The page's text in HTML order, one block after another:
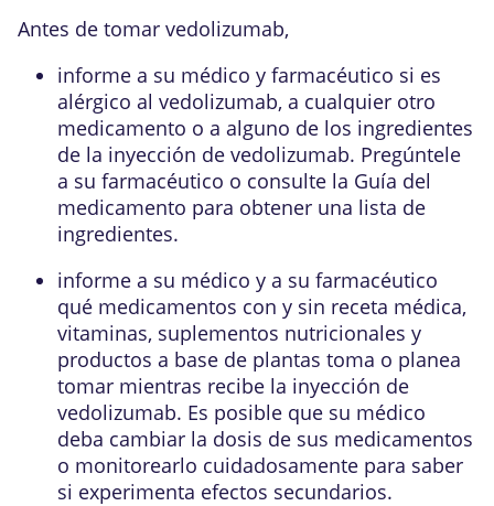
Antes de tomar vedolizumab,
informe a su médico y farmacéutico si es
alérgico al vedolizumab, a cualquier otro
medicamento o a alguno de los ingredientes
de la inyección de vedolizumab. Pregúntele
a su farmacéutico o consulte la Guía del
medicamento para obtener una lista de
ingredientes.
informe a su médico y a su farmacéutico
qué medicamentos con y sin receta médica,
vitaminas, suplementos nutricionales y
productos a base de plantas toma o planea
tomar mientras recibe la inyección de
vedolizumab. Es posible que su médico
deba cambiar la dosis de sus medicamentos
o monitorearlo cuidadosamente para saber
si experimenta efectos secundarios.